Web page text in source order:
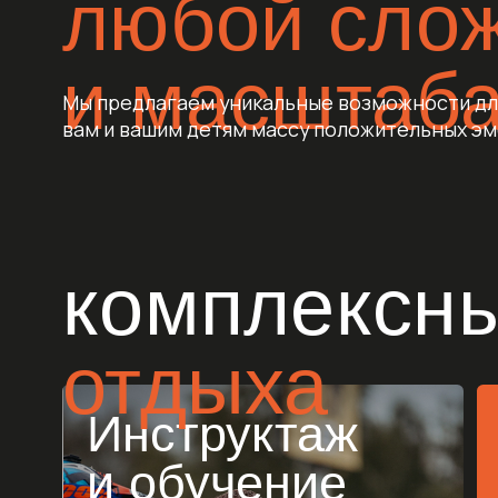
Обучение базовым навыкам
управления квадроциклом,
снегоходом
в
Трансфер
отдыха